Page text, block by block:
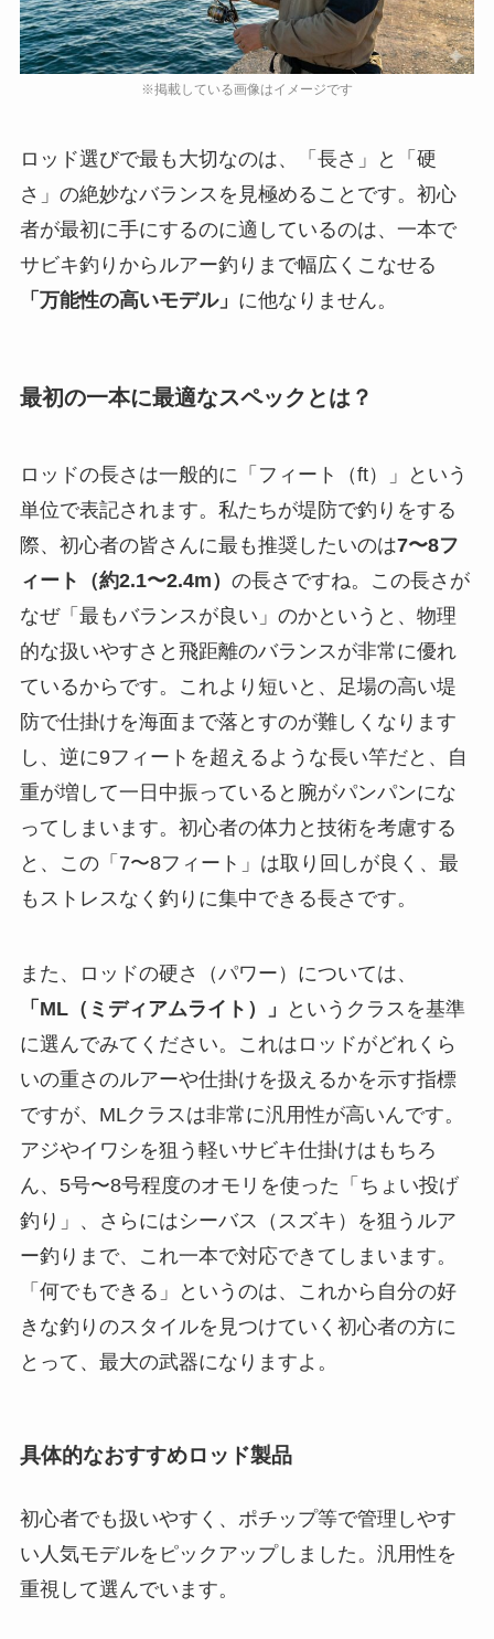
ロッド選びで最も大切なのは、
「長さ」と「硬
さ」の絶妙なバランス を見極めることです。初心
者が最初に手にするのに適しているのは、一本で
サビキ釣りからルアー釣りまで幅広くこなせる
「万能性の高いモデル」 に他なりません。
最初の一本に最適なスペックとは？
ロッドの長さは一般的に「フィート（ft）」という
単位で表記されます。私たちが堤防で釣りをする
際、初心者の皆さんに最も推奨したいのは7〜8フ
ィート（約2.1〜2.4m） の長さですね。この長さが
なぜ「最もバランスが良い」のかというと、物理
的な扱いやすさと飛距離のバランスが非常に優れ
ているからです。これより短いと、足場の高い堤
防で仕掛けを海面まで落とすのが難しくなります
し、逆に9フィートを超えるような長い竿だと、自
重が増して一日中振っていると腕がパンパンにな
ってしまいます。初心者の体力と技術を考慮する
と、この「7〜8フィート」は取り回しが良く、最
もストレスなく釣りに集中できる長さです。
また、ロッドの硬さ（パワー）については、
「ML（ミディアムライト）」
というクラスを基準
に選んでみてください。これはロッドがどれくら
いの重さのルアーや仕掛けを扱えるかを示す指標
ですが、MLクラスは非常に汎用性が高いんです。
アジやイワシを狙う軽いサビキ仕掛けはもちろ
ん、5号〜8号程度のオモリを使った「ちょい投げ
釣り」、さらにはシーバス（スズキ）を狙うルア
ー釣りまで、これ一本で対応できてしまいます。
「何でもできる」というのは、これから自分の好
きな釣りのスタイルを見つけていく初心者の方に
とって、最大の武器になりますよ。
具体的なおすすめロッド製品
初心者でも扱いやすく、ポチップ等で管理しやす
い人気モデルをピックアップしました。汎用性を
重視して選んでいます。